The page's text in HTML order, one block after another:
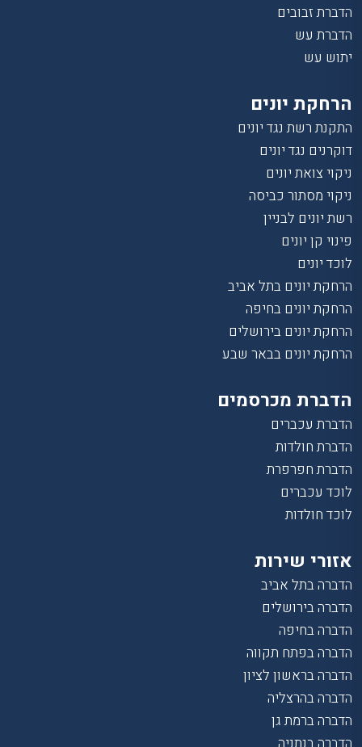
הדברת זבובים
הדברת עש
יתוש עש
הרחקת יונים
התקנת רשת נגד יונים
דוקרנים נגד יונים
ניקוי צואת יונים
ניקוי מסתור כביסה
רשת יונים לבניין
פינוי קן יונים
לוכד יונים
הרחקת יונים בתל אביב
הרחקת יונים בחיפה
הרחקת יונים בירושלים
הרחקת יונים בבאר שבע
הדברת מכרסמים
הדברת עכברים
הדברת חולדות
הדברת חפרפרת
לוכד עכברים
לוכד חולדות
אזורי שירות
הדברה בתל אביב
הדברה בירושלים
הדברה בחיפה
הדברה בפתח תקווה
הדברה בראשון לציון
הדברה בהרצליה
הדברה ברמת גן